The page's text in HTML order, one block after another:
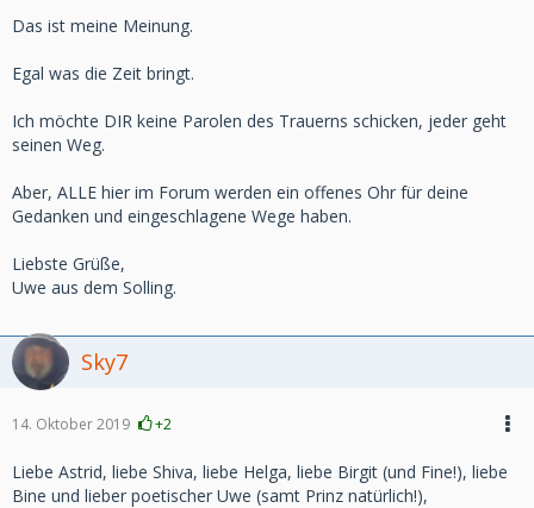
Das ist meine Meinung.
Egal was die Zeit bringt.
Ich möchte DIR keine Parolen des Trauerns schicken, jeder geht
seinen Weg.
Aber, ALLE hier im Forum werden ein offenes Ohr für deine
Gedanken und eingeschlagene Wege haben.
Liebste Grüße,
Uwe aus dem Solling.
Sky7
14. Oktober 2019 +2
Liebe Astrid, liebe Shiva, liebe Helga, liebe Birgit (und Fine!), liebe
Bine und lieber poetischer Uwe (samt Prinz natürlich!),